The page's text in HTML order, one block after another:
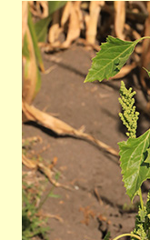
Bild